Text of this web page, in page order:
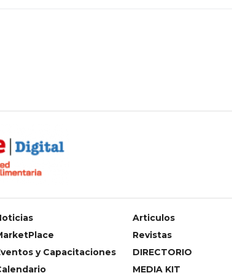
Articulos
Revistas
y Capacitaciones
DIRECTORIO
MEDIA KIT